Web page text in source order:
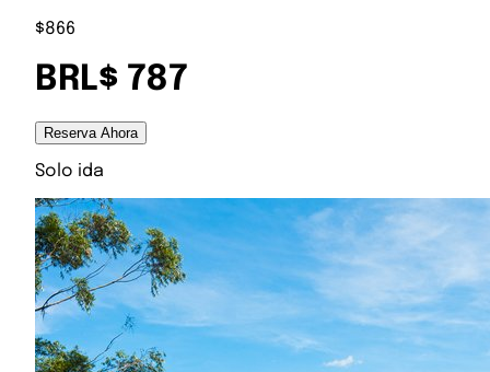
$866
BRL$ 787
Reserva Ahora
Solo ida